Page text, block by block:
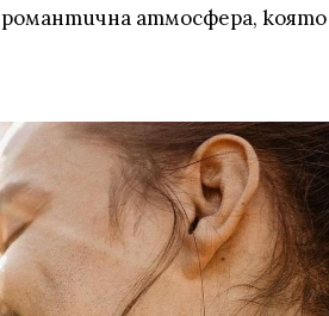
атмосфера, която